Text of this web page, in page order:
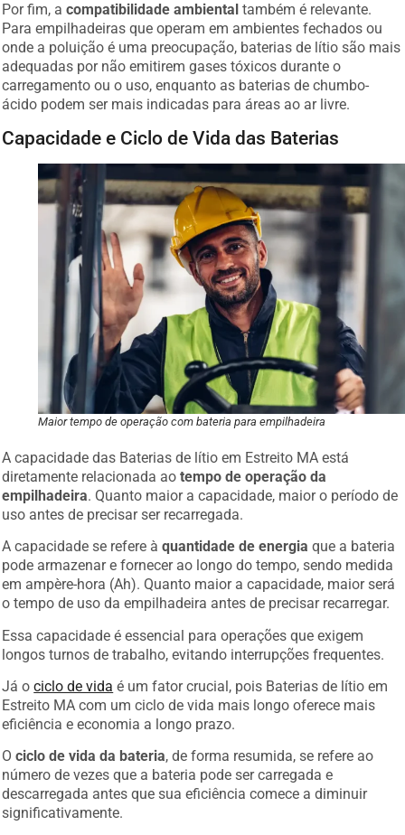
Por fim, acompatibilidade ambiental também é relevante.
Para empilhadeiras que operam em ambientes fechados ou
onde a poluição é uma preocupação, baterias de lítio são mais
adequadas por não emitirem gases tóxicos durante o
carregamento ou o uso, enquanto as baterias de chumbo-
ácido podem ser mais indicadas para áreas ao ar livre.
Capacidade e Ciclo de Vida das Baterias
Maior tempo de operação com bateria para empilhadeira
A capacidade das Baterias de lítio em Estreito MA está
diretamente relacionada aotempo de operação da
empilhadeira. Quanto maior a capacidade, maior o período de
uso antes de precisar ser recarregada.
A capacidade se refere àquantidade de energia que a bateria
pode armazenar e fornecer ao longo do tempo, sendo medida
em ampère-hora (Ah). Quanto maior a capacidade, maior será
o tempo de uso da empilhadeira antes de precisar recarregar.
Essa capacidade é essencial para operações que exigem
longos turnos de trabalho, evitando interrupções frequentes.
Já ociclo de vida é um fator crucial, pois Baterias de lítio em
Estreito MA com um ciclo de vida mais longo oferece mais
eficiência e economia a longo prazo.
Ociclo de vida da bateria, de forma resumida, se refere ao
número de vezes que a bateria pode ser carregada e
descarregada antes que sua eficiência comece a diminuir
significativamente.